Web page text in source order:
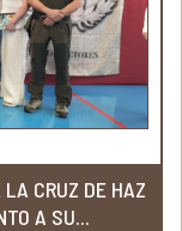
LA CRUZ DE HAZ
A SU...